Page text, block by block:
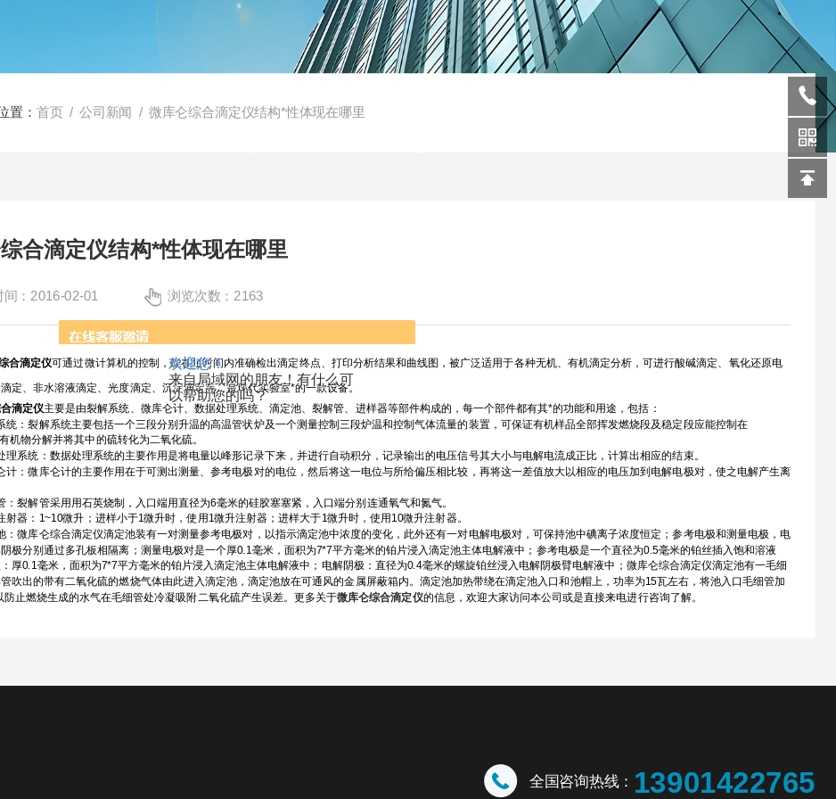
欢迎您！
来自局域网的朋友！有什么可
以帮助您的吗？
置： 首页 / 公司新闻 / 微库仑综合滴定仪结构*性体现在哪里
合滴定仪结构*性体现在哪里
间：2016-02-01 浏览次数：2163
合滴定仪可通过微计算机的控制，能在短时间内准确检出滴定终点、打印分析结果和曲线图，被广泛适用于各种无机、有机滴定分析，可进行酸碱滴定、氧化还原电
定、非水溶液滴定、光度滴定、沉淀滴定等，是现代实验室*的一款设备。
滴定仪主要是由裂解系统、微库仑计、数据处理系统、滴定池、裂解管、进样器等部件构成的，每一个部件都有其*的功能和用途，包括：
：裂解系统主要包括一个三段分别升温的高温管状炉及一个测量控制三段炉温和控制气体流量的装置，可保证有机样品全部挥发燃烧段及稳定段应能控制在
机物分解并将其中的硫转化为二氧化硫。
统：数据处理系统的主要作用是将电量以峰形记录下来，并进行自动积分，记录输出的电压信号其大小与电解电流成正比，计算出相应的结束。
：微库仑计的主要作用在于可测出测量、参考电极对的电位，然后将这一电位与所给偏压相比较，再将这一差值放大以相应的电压加到电解电极对，使之电解产生离
裂解管采用用石英烧制，入口端用直径为6毫米的硅胶塞塞紧，入口端分别连通氧气和氮气。
器：1~10微升；进样小于1微升时，使用1微升注射器；进样大于1微升时，使用10微升注射器。
微库仑综合滴定仪滴定池装有一对测量参考电极对，以指示滴定池中浓度的变化，此外还有一对电解电极对，可保持池中碘离子浓度恒定；参考电极和测量电极，电
极分别通过多孔板相隔离；测量电极对是一个厚0.1毫米，面积为7*7平方毫米的铂片浸入滴定池主体电解液中；参考电极是一个直径为0.5毫米的铂丝插入饱和溶液
厚0.1毫米，面积为7*7平方毫米的铂片浸入滴定池主体电解液中；电解阴极：直径为0.4毫米的螺旋铂丝浸入电解阴极臂电解液中；微库仑综合滴定仪滴定池有一毛细
吹出的带有二氧化硫的燃烧气体由此进入滴定池，滴定池放在可通风的金属屏蔽箱内。滴定池加热带绕在滴定池入口和池帽上，功率为15瓦左右，将池入口毛细管加
防止燃烧生成的水气在毛细管处冷凝吸附二氧化硫产生误差。更多关于微库仑综合滴定仪的信息，欢迎大家访问本公司或是直接来电进行咨询了解。
全国咨询热线： 13901422765